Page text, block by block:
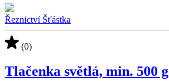
Řeznictví Šťástka
(0)
Tlačenka světlá, min. 500 g